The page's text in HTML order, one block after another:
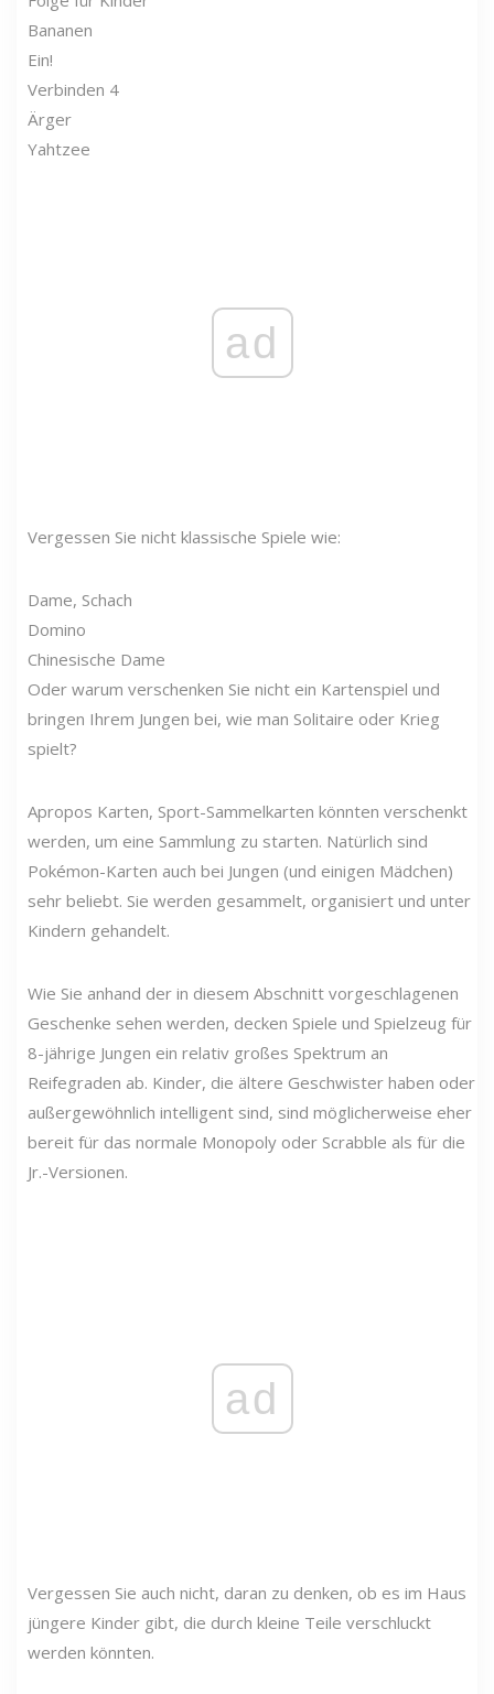
Bananen
Ein!
Verbinden 4
Ärger
Yahtzee
ad
Vergessen Sie nicht klassische Spiele wie:
Dame, Schach
Domino
Chinesische Dame
Oder warum verschenken Sie nicht ein Kartenspiel und
bringen Ihrem Jungen bei, wie man Solitaire oder Krieg
spielt?
Apropos Karten, Sport-Sammelkarten könnten verschenkt
werden, um eine Sammlung zu starten. Natürlich sind
Pokémon-Karten auch bei Jungen (und einigen Mädchen)
sehr beliebt. Sie werden gesammelt, organisiert und unter
Kindern gehandelt.
Wie Sie anhand der in diesem Abschnitt vorgeschlagenen
Geschenke sehen werden, decken Spiele und Spielzeug für
8-jährige Jungen ein relativ großes Spektrum an
Reifegraden ab. Kinder, die ältere Geschwister haben oder
außergewöhnlich intelligent sind, sind möglicherweise eher
bereit für das normale Monopoly oder Scrabble als für die
Jr.-Versionen.
ad
Vergessen Sie auch nicht, daran zu denken, ob es im Haus
jüngere Kinder gibt, die durch kleine Teile verschluckt
werden könnten.